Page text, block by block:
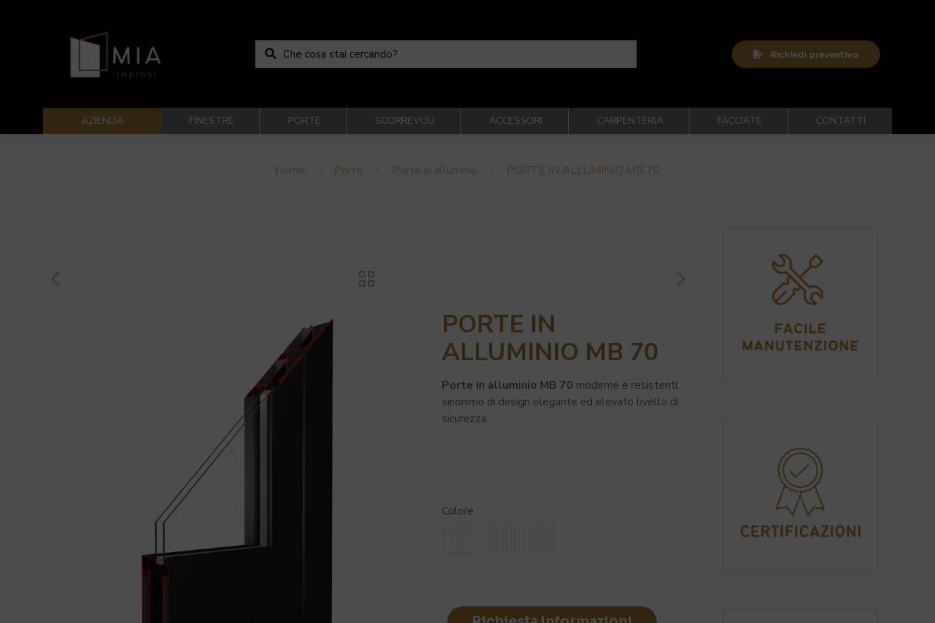
Richiedi preventivo
AZIENDA FINESTRE PORTE SCORREVOLI ACCESSORI CARPENTERIA FACCIATE CONTATTI
Home Porte Porte in alluminio PORTE IN ALLUMINIO MB 70
PORTE IN
ALLUMINIO MB 70
Porte in alluminio MB 70 moderne e resistenti,
sinonimo di design elegante ed elevato livello di
sicurezza.
Colore